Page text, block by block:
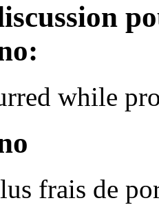
while
frais de